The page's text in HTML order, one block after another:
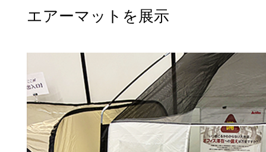
エアーマットを展示